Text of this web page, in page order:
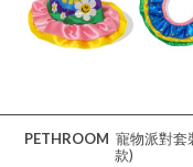
PETHROOM
款)